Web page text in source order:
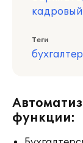
кадровый
Теги
функции: